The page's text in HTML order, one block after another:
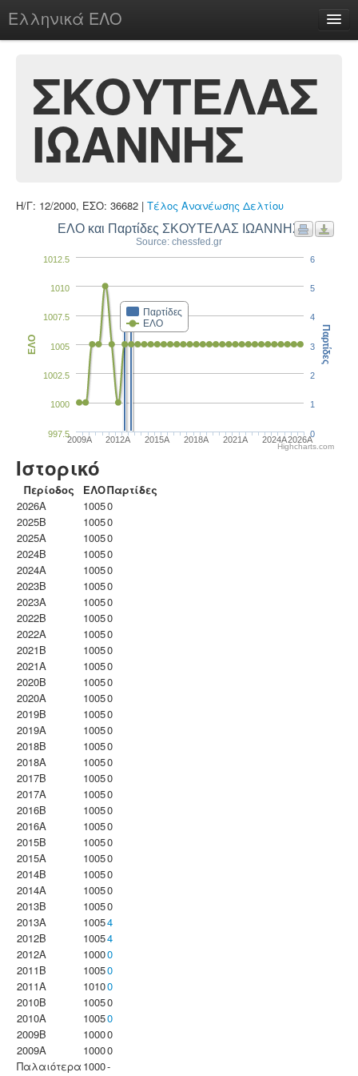
Ελληνικά ΕΛΟ
chesstu.be @ discord
Login
ΣΚΟΥΤΕΛΑΣ
ΙΩΑΝΝΗΣ
Η/Γ: 12/2000, ΕΣΟ: 36682 | Τέλος Ανανέωσης Δελτίου
ΕΛΟ και Παρτίδες ΣΚΟΥΤΕΛΑΣ ΙΩΑΝΝΗΣ
Source: chessfed.gr
Παρτίδες
ΕΛΟ
2009A 2012A 2015A 2018A 2021A 2024A2026A
997.5
1000
1002.5
1005
1007.5
1010
1012.5
ΕΛΟ
0
1
2
3
4
5
6
Παρτίδες
Highcharts.com
Ιστορικό
Περίοδος ΕΛΟΠαρτίδες
2026A
10050
2025B
10050
2025A
10050
2024B
10050
2024A
10050
2023B
10050
2023Α
10050
2022B
10050
2022A
10050
2021B
10050
2021A
10050
2020B
10050
2020A
10050
2019B
10050
2019A
10050
2018B
10050
2018A
10050
2017B
10050
2017A
10050
2016B
10050
2016A
10050
2015B
10050
2015A
10050
2014B
10050
2014A
10050
2013B
10050
2013A
10054
2012B
10054
2012A
10000
2011B
10050
2011A
10100
2010B
10050
2010A
10050
2009B
10000
2009A
10000
Παλαιότερα 1000-